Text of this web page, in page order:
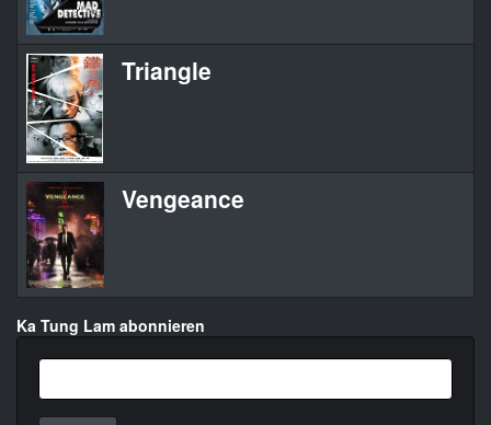
Triangle
Vengeance
Ka Tung Lam abonnieren